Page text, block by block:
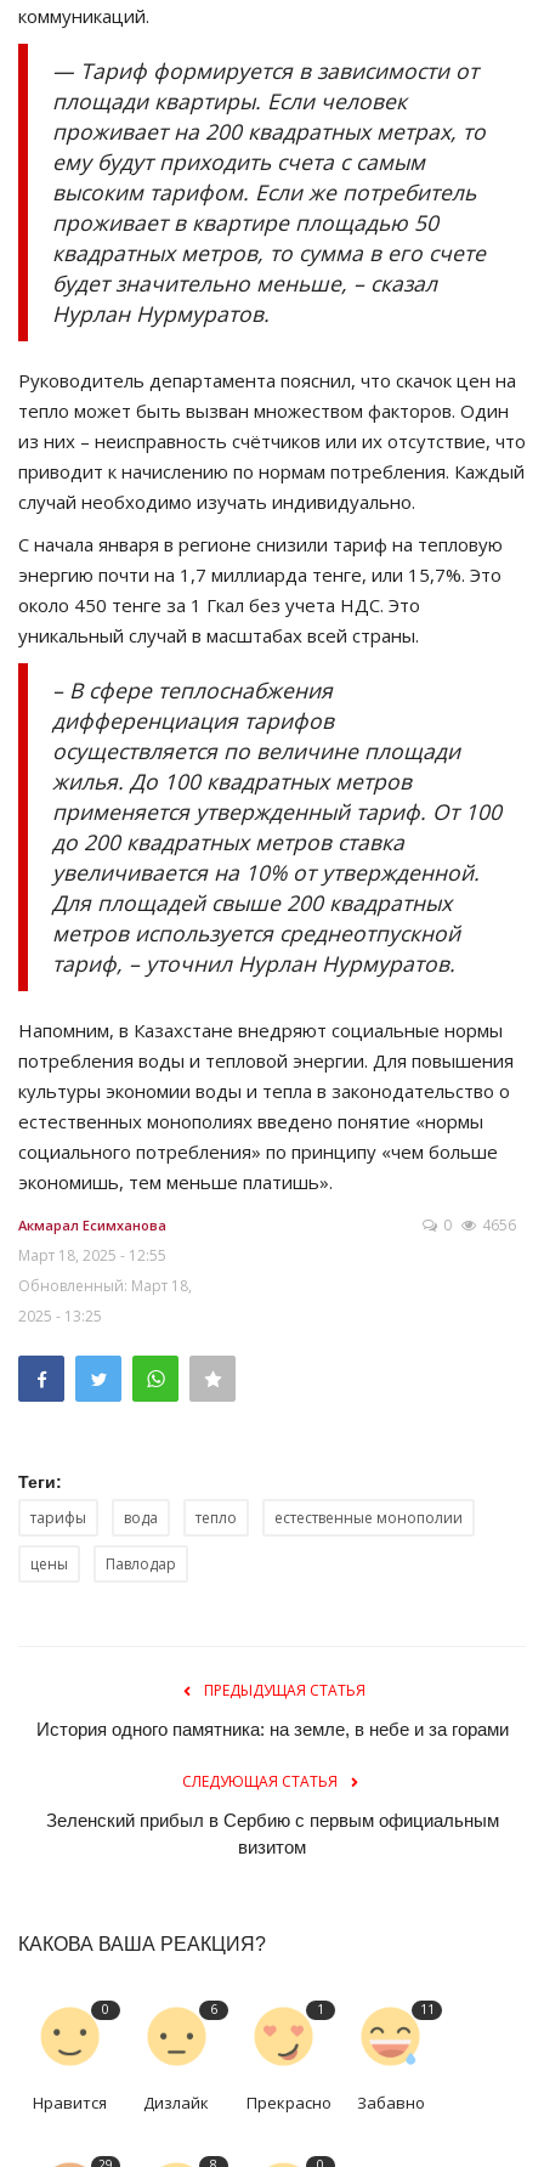
коммуникаций.
— Тариф формируется в зависимости от
площади квартиры. Если человек
проживает на 200 квадратных метрах, то
ему будут приходить счета с самым
высоким тарифом. Если же потребитель
проживает в квартире площадью 50
квадратных метров, то сумма в его счете
будет значительно меньше, – сказал
Нурлан Нурмуратов.
Руководитель департамента пояснил, что скачок цен на
тепло может быть вызван множеством факторов. Один
из них – неисправность счётчиков или их отсутствие, что
приводит к начислению по нормам потребления. Каждый
случай необходимо изучать индивидуально.
С начала января в регионе снизили тариф на тепловую
энергию почти на 1,7 миллиарда тенге, или 15,7%. Это
около 450 тенге за 1 Гкал без учета НДС. Это
уникальный случай в масштабах всей страны.
– В сфере теплоснабжения
дифференциация тарифов
осуществляется по величине площади
жилья. До 100 квадратных метров
применяется утвержденный тариф. От 100
до 200 квадратных метров ставка
увеличивается на 10% от утвержденной.
Для площадей свыше 200 квадратных
метров используется среднеотпускной
тариф, – уточнил Нурлан Нурмуратов.
Напомним, в Казахстане внедряют социальные нормы
потребления воды и тепловой энергии. Для повышения
культуры экономии воды и тепла в законодательство о
естественных монополиях введено понятие «нормы
социального потребления» по принципу «чем больше
экономишь, тем меньше платишь».
Акмарал Есимханова
Март 18, 2025 - 12:55
Обновленный: Март 18,
2025 - 13:25
0 4656
Теги:
тарифы вода тепло естественные монополии
цены Павлодар
ПРЕДЫДУЩАЯ СТАТЬЯ
История одного памятника: на земле, в небе и за горами
СЛЕДУЮЩАЯ СТАТЬЯ
Зеленский прибыл в Сербию с первым официальным
визитом
КАКОВА ВАША РЕАКЦИЯ?
0
Нравится
6
Дизлайк
1
Прекрасно
11
Забавно